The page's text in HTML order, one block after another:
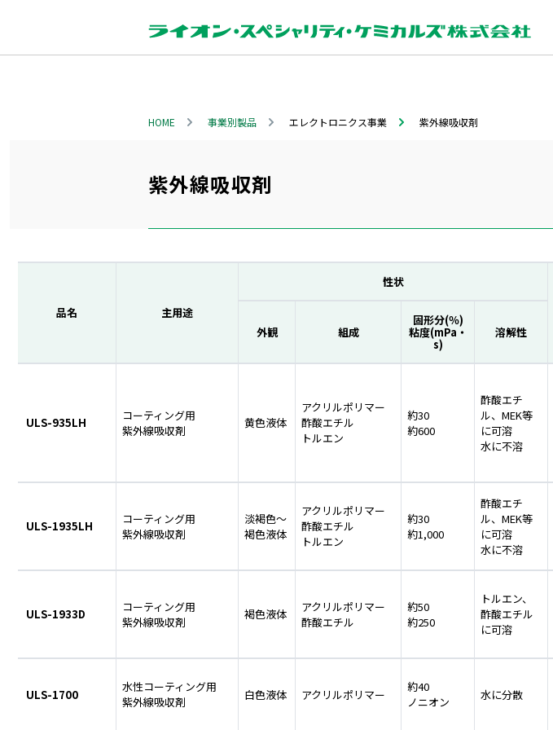
HOME 事業別製品 エレクトロニクス事業 紫外線吸収剤
紫外線吸収剤
品名 主用途
性状
外観
組成
固形分(％)
粘度(mPa・
s)
溶解性
ULS-935LH
コーティング用
紫外線吸収剤
黄色液体
アクリルポリマー
酢酸エチル
トルエン
約30
約600
酢酸エチ
ル、MEK等
に可溶
水に不溶
ULS-1935LH
コーティング用
紫外線吸収剤
淡褐色～
褐色液体
アクリルポリマー
酢酸エチル
トルエン
約30
約1,000
酢酸エチ
ル、MEK等
に可溶
水に不溶
ULS-1933D
コーティング用
紫外線吸収剤
褐色液体
アクリルポリマー
酢酸エチル
約50
約250
トルエン、
酢酸エチル
に可溶
ULS-1700
水性コーティング用
紫外線吸収剤
白色液体 アクリルポリマー
約40
ノニオン
水に分散